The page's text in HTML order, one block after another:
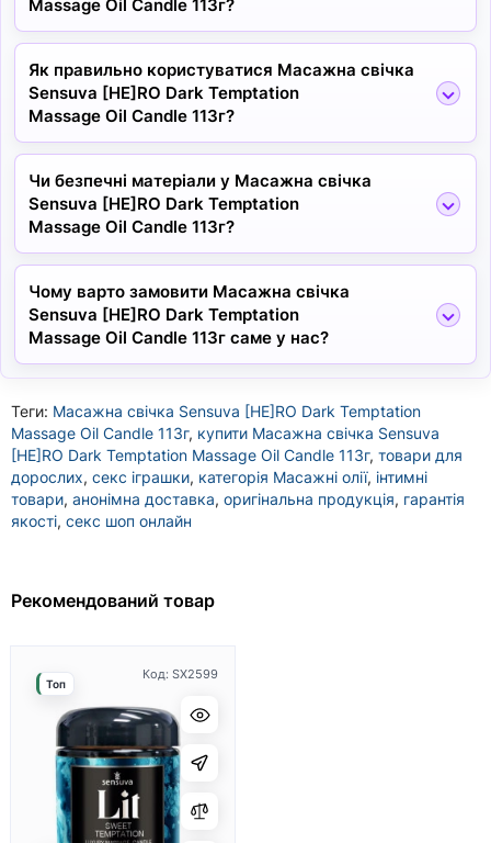
Massage Oil Candle 113г?
Як правильно користуватися Масажна свічка
Sensuva [HE]RO Dark Temptation
Massage Oil Candle 113г?
Чи безпечні матеріали у Масажна свічка
Sensuva [HE]RO Dark Temptation
Massage Oil Candle 113г?
Чому варто замовити Масажна свічка
Sensuva [HE]RO Dark Temptation
Massage Oil Candle 113г саме у нас?
Теги: Масажна свічка Sensuva [HE]RO Dark Temptation
Massage Oil Candle 113г, купити Масажна свічка Sensuva
[HE]RO Dark Temptation Massage Oil Candle 113г, товари для
дорослих, секс іграшки, категорія Масажні олії, інтимні
товари, анонімна доставка, оригінальна продукція, гарантія
якості, секс шоп онлайн
Рекомендований товар
Код: SX2599
Топ